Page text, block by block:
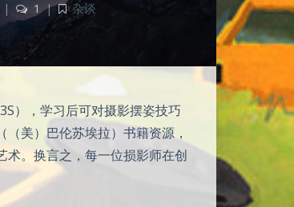
| 1 |
杂谈
），学习后可对摄影摆姿技巧
美）巴伦苏埃拉）书籍资源，
术。换言之，每一位损影师在创